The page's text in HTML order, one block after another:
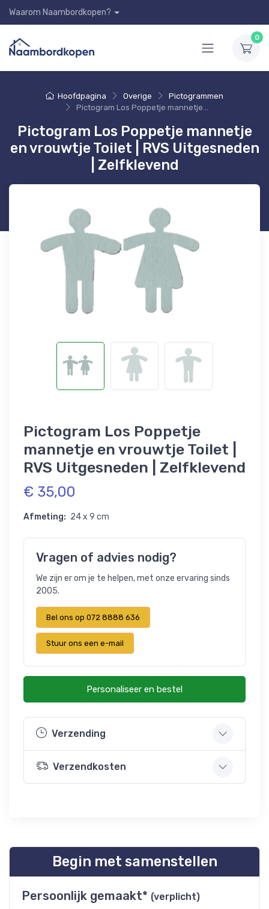
Waarom Naambordkopen?
0
Hoofdpagina Overige
Pictogrammen
Pictogram Los Poppetje mannetje en vrouwtje Toilet | RVS Uitgesneden | Zelfklevend
Pictogram Los Poppetje mannetje
en vrouwtje Toilet | RVS Uitgesneden
| Zelfklevend
Pictogram Los Poppetje
mannetje en vrouwtje Toilet |
RVS Uitgesneden | Zelfklevend
€ 35,00
Afmeting: 24 x 9 cm
Vragen of advies nodig?
We zijn er om je te helpen, met onze ervaring sinds
2005.
Bel ons op 072 8888 636
Stuur ons een e-mail
Personaliseer en bestel
Verzending
Verzendkosten
Begin met samenstellen
Persoonlijk gemaakt* (verplicht)